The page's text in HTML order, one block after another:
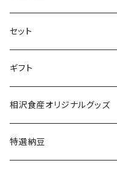
セット
ギフト
相沢食産オリジナルグッズ
特選納豆